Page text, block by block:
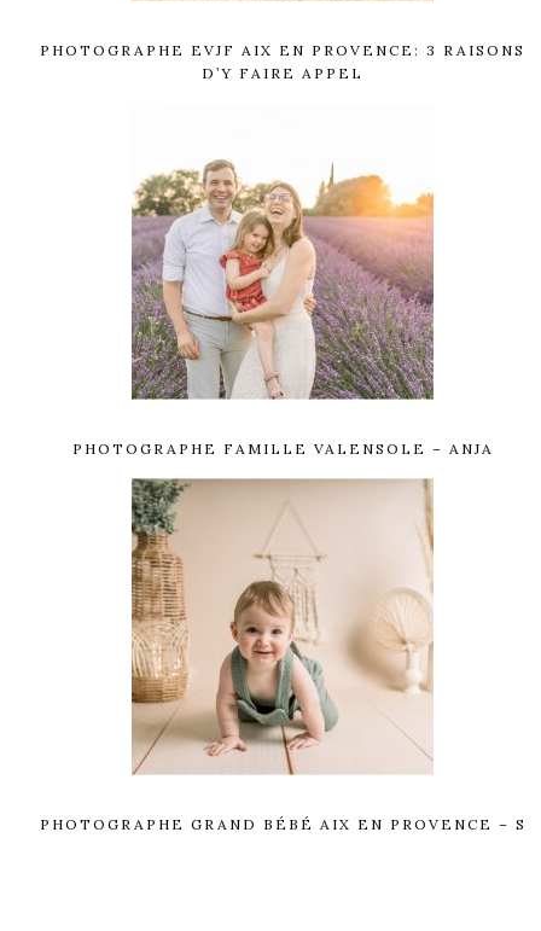
PHOTOGRAPHE EVJF AIX EN PROVENCE: 3 RAISONS
D’Y FAIRE APPEL
PHOTOGRAPHE FAMILLE VALENSOLE – ANJA
PHOTOGRAPHE GRAND BÉBÉ AIX EN PROVENCE – S